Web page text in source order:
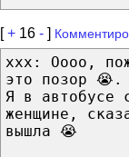
[+ 16 - ]
xxx: Оооо,
это позор 😭.
Я в автобусе
женщине,
вышла 😭